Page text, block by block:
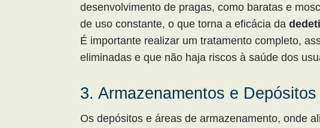
desenvolvimento de pragas, como baratas e
de uso constante, o que torna a eficácia da
É importante realizar um tratamento completo,
eliminadas e que não haja riscos à saúde dos
3. Armazenamentos e Depósitos
Os depósitos e áreas de armazenamento, onde